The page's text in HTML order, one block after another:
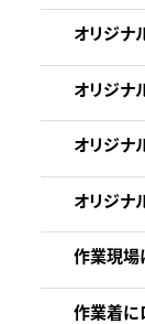
オリジナ
オリジナ
オリジナ
オリジナ
作業現場
作業着に